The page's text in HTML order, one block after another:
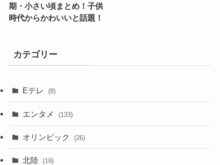
期・小さい頃まとめ！子供
時代からかわいいと話題！
カテゴリー
Eテレ (8)
エンタメ (133)
オリンピック (26)
北陸 (19)